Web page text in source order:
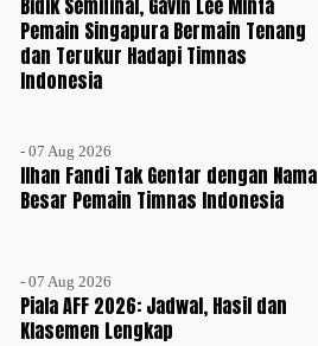
Bidik Semifinal, Gavin Lee Minta
Pemain Singapura Bermain Tenang
dan Terukur Hadapi Timnas
Indonesia
- 07 Aug 2026
Ilhan Fandi Tak Gentar dengan Nama
Besar Pemain Timnas Indonesia
- 07 Aug 2026
Piala AFF 2026: Jadwal, Hasil dan
Klasemen Lengkap